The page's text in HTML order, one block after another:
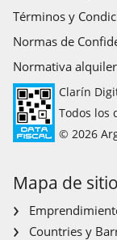
Términos y
Normas de
Normativa
Clarín
Todos los
© 2026
Mapa de sitio
Countries y